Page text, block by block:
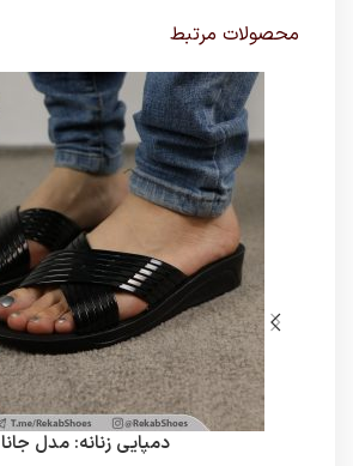
محصولات مرتبط
دمپایی زنانه: مدل جانا